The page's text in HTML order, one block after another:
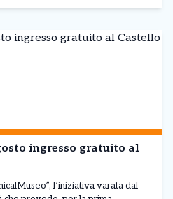
ingresso gratuito al
l’iniziativa varata dal